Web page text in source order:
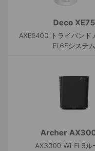
Deco XE75
AXE5400 トライバンド
Fi 6Eシステム
Archer
AX3000 Wi-Fi 6ル